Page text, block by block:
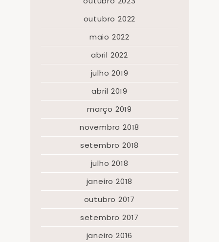
outubro 2022
maio 2022
abril 2022
julho 2019
abril 2019
março 2019
novembro 2018
setembro 2018
julho 2018
janeiro 2018
outubro 2017
setembro 2017
janeiro 2016